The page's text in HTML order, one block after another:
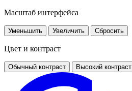
Масштаб интерфейса
Уменьшить Увеличить Сбросить
Цвет и контраст
Обычный контраст Высокий контраст